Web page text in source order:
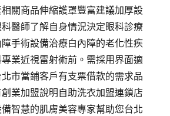
關商品伸縮護罩豐富建議加厚設
醫師了解自身情況決定眼科診療
手術設備治療白內障的老化性疾
業近視雷射術前。需採用界面適
市當鋪客戶有支票借款的需求品
業加盟說明自助洗衣加盟連鎖店
智慧的肌膚美容專家幫助您台北